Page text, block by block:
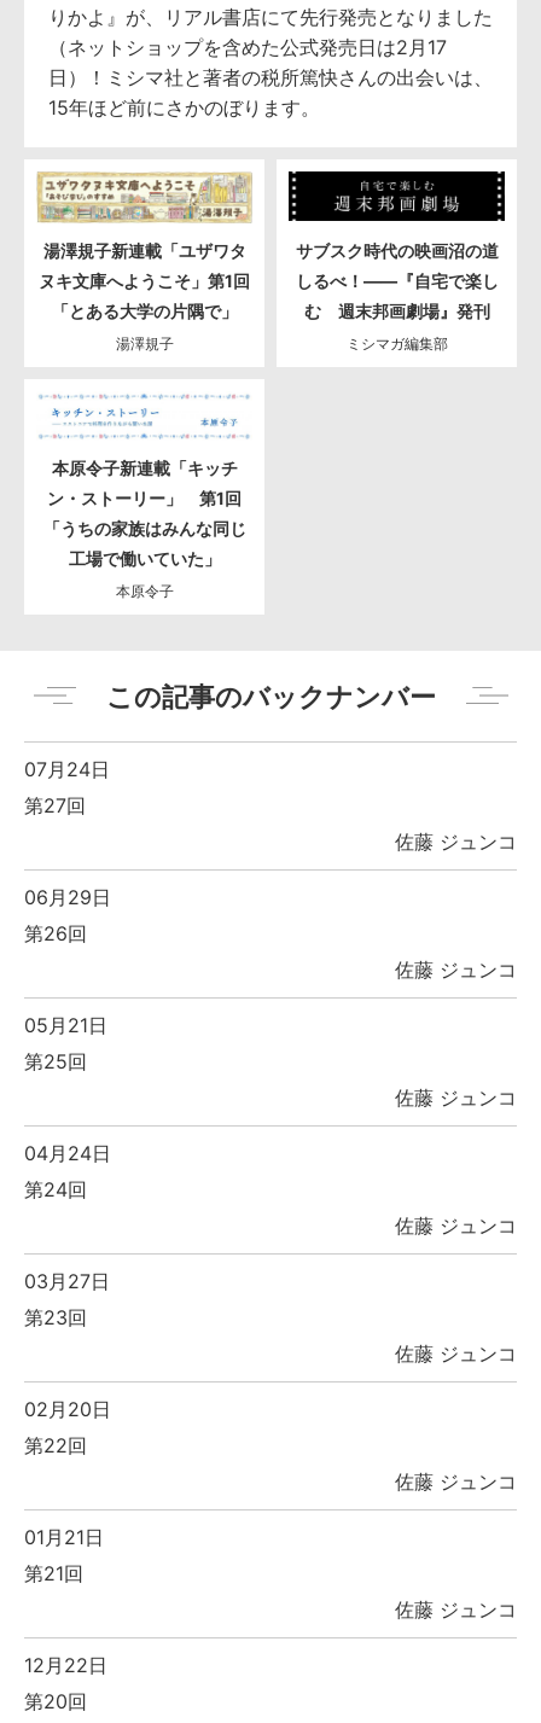
りかよ』が、リアル書店にて先行発売となりました
（ネットショップを含めた公式発売日は2月17
日）！ミシマ社と著者の税所篤快さんの出会いは、
15年ほど前にさかのぼります。
湯澤規子新連載「ユザワタ
ヌキ文庫へようこそ」第1回
「とある大学の片隅で」
湯澤規子
サブスク時代の映画沼の道
しるべ！――『自宅で楽し
む 週末邦画劇場』発刊
ミシマガ編集部
本原令子新連載「キッチ
ン・ストーリー」 第1回
「うちの家族はみんな同じ
工場で働いていた」
本原令子
この記事のバックナンバー
07月24日
第27回
佐藤 ジュンコ
06月29日
第26回
佐藤 ジュンコ
05月21日
第25回
佐藤 ジュンコ
04月24日
第24回
佐藤 ジュンコ
03月27日
第23回
佐藤 ジュンコ
02月20日
第22回
佐藤 ジュンコ
01月21日
第21回
佐藤 ジュンコ
12月22日
第20回